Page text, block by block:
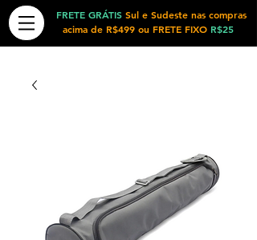
FRETE GRÁTISSul e Sudeste nas compras
acima de R$499 ou FRETE FIXO R$25